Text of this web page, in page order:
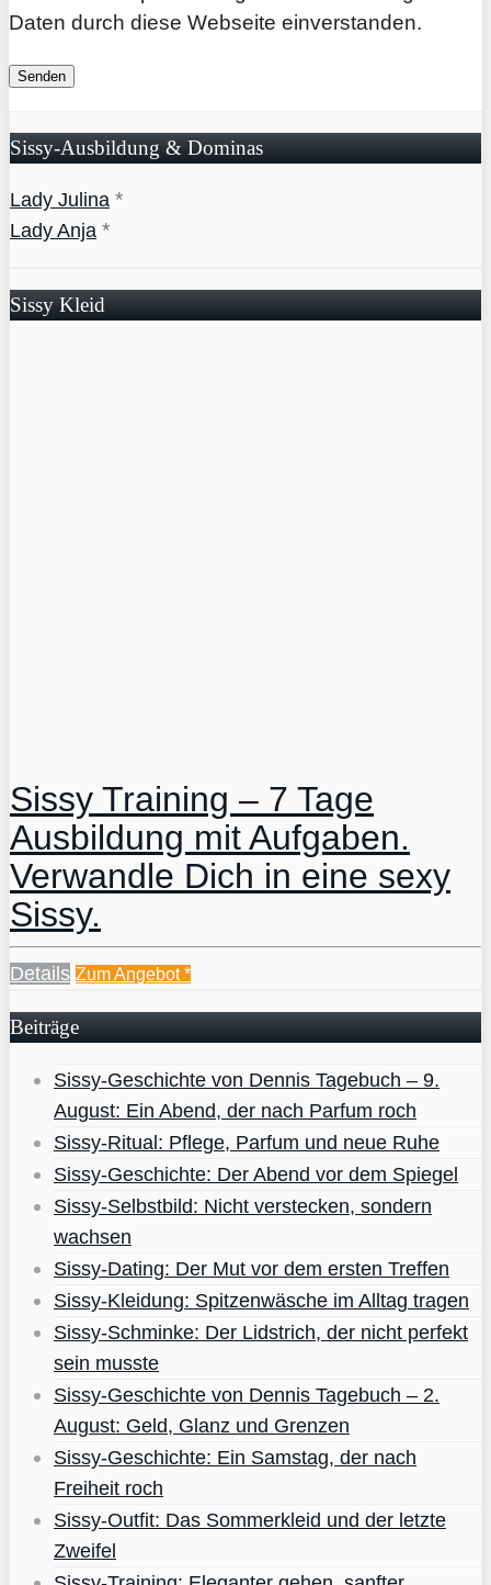
Daten durch diese Webseite einverstanden.
Sissy-Ausbildung & Dominas
Lady Julina *
Lady Anja *
Sissy Kleid
Sissy Training – 7 Tage
Ausbildung mit Aufgaben.
Verwandle Dich in eine sexy
Sissy.
Details Zum Angebot*
Beiträge
Sissy-Geschichte von Dennis Tagebuch – 9.
August: Ein Abend, der nach Parfum roch
Sissy-Ritual: Pflege, Parfum und neue Ruhe
Sissy-Geschichte: Der Abend vor dem Spiegel
Sissy-Selbstbild: Nicht verstecken, sondern
wachsen
Sissy-Dating: Der Mut vor dem ersten Treffen
Sissy-Kleidung: Spitzenwäsche im Alltag tragen
Sissy-Schminke: Der Lidstrich, der nicht perfekt
sein musste
Sissy-Geschichte von Dennis Tagebuch – 2.
August: Geld, Glanz und Grenzen
Sissy-Geschichte: Ein Samstag, der nach
Freiheit roch
Sissy-Outfit: Das Sommerkleid und der letzte
Zweifel